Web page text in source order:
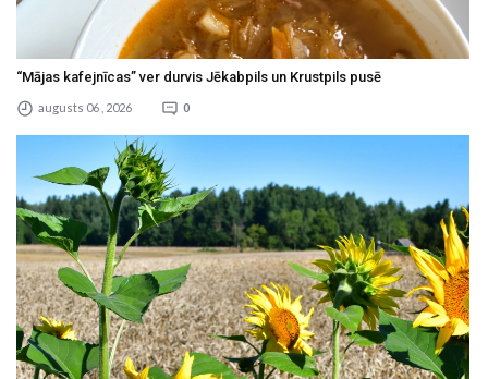
“Mājas kafejnīcas” ver durvis Jēkabpils un Krustpils pusē
augusts 06 , 2026 0